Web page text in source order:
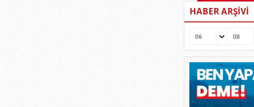
HABER ARŞİVİ
06 08